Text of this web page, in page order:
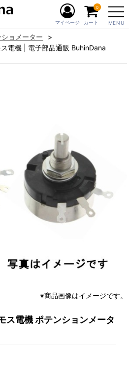
MENU
マイページ カート
0
ョメーター
電機 | 電子部品通販 BuhinDana
※商品画像はイメージです。
ス電機 ポテンションメータ